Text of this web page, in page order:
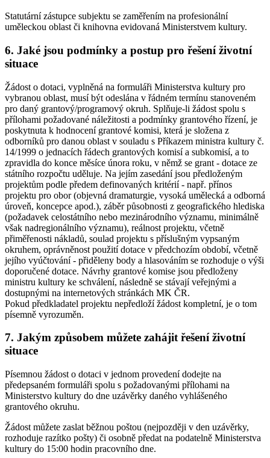
Statutární zástupce subjektu se zaměřením na profesionální
uměleckou oblast či knihovna evidovaná Ministerstvem kultury.
6. Jaké jsou podmínky a postup pro řešení životní
situace
Žádost o dotaci, vyplněná na formuláři Ministerstva kultury pro
vybranou oblast, musí být odeslána v řádném termínu stanoveném
pro daný grantový/programový okruh. Splňuje-li žádost spolu s
přílohami požadované náležitosti a podmínky grantového řízení, je
poskytnuta k hodnocení grantové komisi, která je složena z
odborníků pro danou oblast v souladu s Příkazem ministra kultury č.
14/1999 o jednacích řádech grantových komisí a subkomisí, a to
zpravidla do konce měsíce února roku, v němž se grant - dotace ze
státního rozpočtu uděluje. Na jejím zasedání jsou předloženým
projektům podle předem definovaných kritérií - např. přínos
projektu pro obor (objevná dramaturgie, vysoká umělecká a odborná
úroveň, koncepce apod.), záběr působnosti z geografického hlediska
(požadavek celostátního nebo mezinárodního významu, minimálně
však nadregionálního významu), reálnost projektu, včetně
přiměřenosti nákladů, soulad projektu s příslušným vypsaným
okruhem, oprávněnost použití dotace v předchozím období, včetně
jejího vyúčtování - přiděleny body a hlasováním se rozhoduje o výši
doporučené dotace. Návrhy grantové komise jsou předloženy
ministru kultury ke schválení, následně se stávají veřejnými a
dostupnými na internetových stránkách MK ČR.
Pokud předkladatel projektu nepředloží žádost kompletní, je o tom
písemně vyrozuměn.
7. Jakým způsobem můžete zahájit řešení životní
situace
Písemnou žádost o dotaci v jednom provedení dodejte na
předepsaném formuláři spolu s požadovanými přílohami na
Ministerstvo kultury do dne uzávěrky daného vyhlášeného
grantového okruhu.
Žádost můžete zaslat běžnou poštou (nejpozději v den uzávěrky,
rozhoduje razítko pošty) či osobně předat na podatelně Ministerstva
kultury do 15:00 hodin pracovního dne.